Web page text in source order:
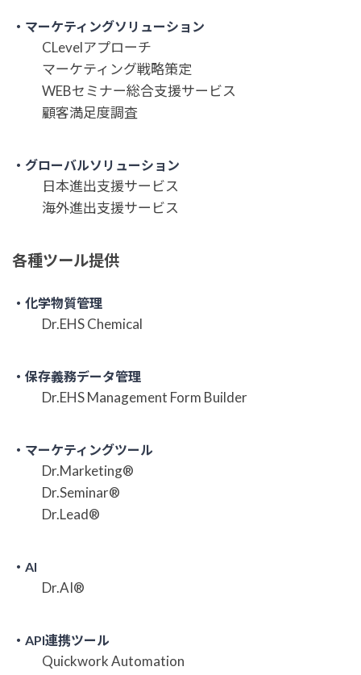
・マーケティングソリューション
CLevelアプローチ
マーケティング戦略策定
WEBセミナー総合支援サービス
顧客満足度調査
・グローバルソリューション
日本進出支援サービス
海外進出支援サービス
各種ツール提供
・化学物質管理
Dr.EHS Chemical
・保存義務データ管理
Dr.EHS Management Form Builder
・マーケティングツール
Dr.Marketing®
Dr.Seminar®
Dr.Lead®
・AI
Dr.AI®
・API連携ツール
Quickwork Automation